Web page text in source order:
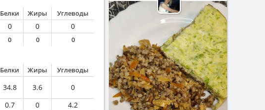
Белки Жиры Углеводы
0 0
0
0 0 0
Белки Жиры Углеводы
34.8 3.6
0
0.7 0
4.2